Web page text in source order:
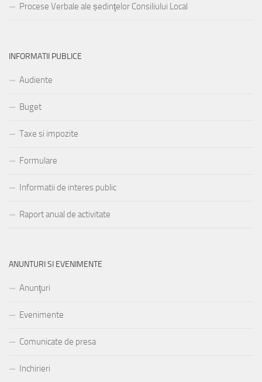
Procese Verbale ale ședinţelor Consiliului Local
INFORMATII PUBLICE
Audiente
Buget
Taxe si impozite
Formulare
Informatii de interes public
Raport anual de activitate
ANUNTURI SI EVENIMENTE
Anunţuri
Evenimente
Comunicate de presa
Inchirieri